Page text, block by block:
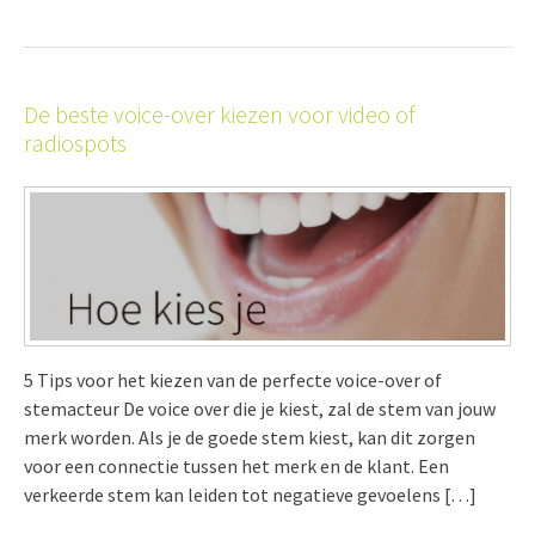
De beste voice-over kiezen voor video of
radiospots
5 Tips voor het kiezen van de perfecte voice-over of
stemacteur De voice over die je kiest, zal de stem van jouw
merk worden. Als je de goede stem kiest, kan dit zorgen
voor een connectie tussen het merk en de klant. Een
verkeerde stem kan leiden tot negatieve gevoelens […]